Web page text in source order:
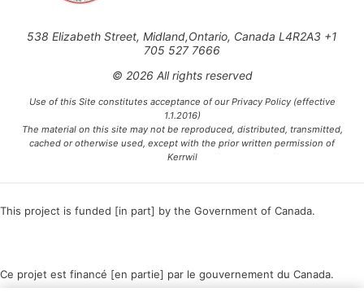
538 Elizabeth Street, Midland,Ontario, Canada L4R2A3 +1
705 527 7666
© 2026 All rights reserved
Use of this Site constitutes acceptance of our Privacy Policy (effective
1.1.2016)
The material on this site may not be reproduced, distributed, transmitted,
cached or otherwise used, except with the prior written permission of
Kerrwil
This project is funded [in part] by the Government of Canada.
Ce projet est financé [en partie] par le gouvernement du Canada.